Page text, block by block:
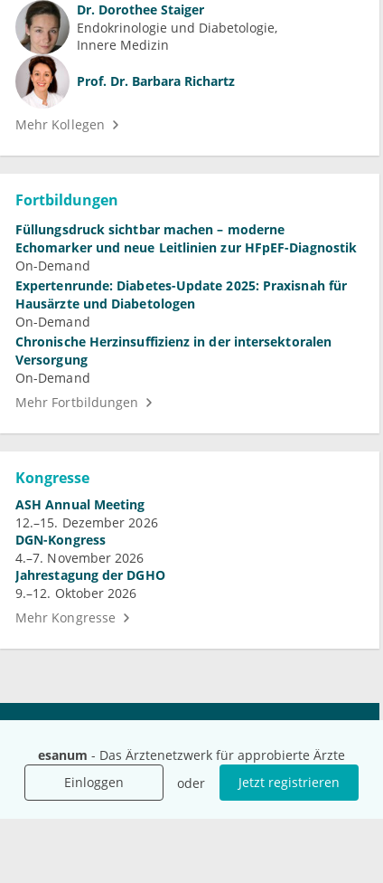
esanum - Das Ärztenetzwerk für approbierte Ärzte
Einloggen
oder Jetzt registrieren
Dr. Dorothee Staiger
Endokrinologie und Diabetologie
Innere Medizin
Prof. Dr. Barbara Richartz
Mehr Kollegen
Fortbildungen
Füllungsdruck sichtbar machen – moderne
Echomarker und neue Leitlinien zur HFpEF-Diagnostik
On-Demand
Expertenrunde: Diabetes-Update 2025: Praxisnah für
Hausärzte und Diabetologen
On-Demand
Chronische Herzinsuffizienz in der intersektoralen
Versorgung
On-Demand
Mehr Fortbildungen
Kongresse
ASH Annual Meeting
12.–15. Dezember 2026
DGN-Kongress
4.–7. November 2026
Jahrestagung der DGHO
9.–12. Oktober 2026
Mehr Kongresse
Das sind wir
Für Unternehmen
Für Agenturen
Ihre Fragen